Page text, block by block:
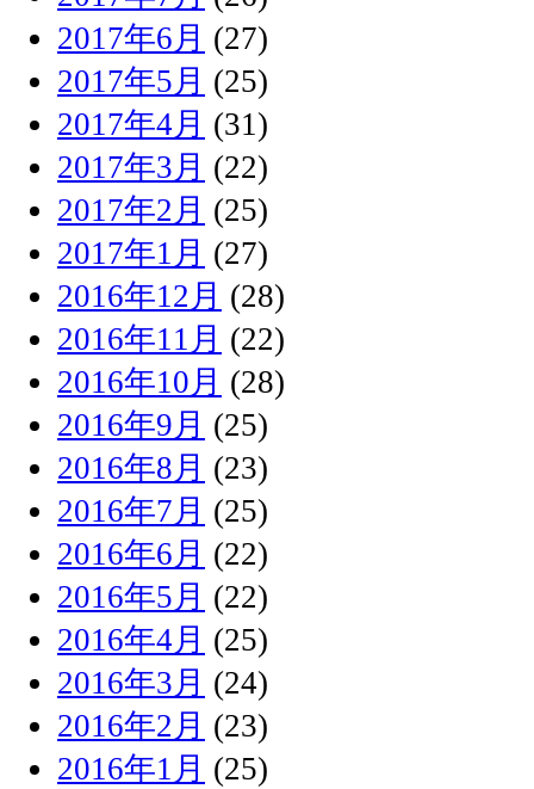
2017年6月 (27)
2017年5月 (25)
2017年4月 (31)
2017年3月 (22)
2017年2月 (25)
2017年1月 (27)
2016年12月 (28)
2016年11月 (22)
2016年10月 (28)
2016年9月 (25)
2016年8月 (23)
2016年7月 (25)
2016年6月 (22)
2016年5月 (22)
2016年4月 (25)
2016年3月 (24)
2016年2月 (23)
2016年1月 (25)